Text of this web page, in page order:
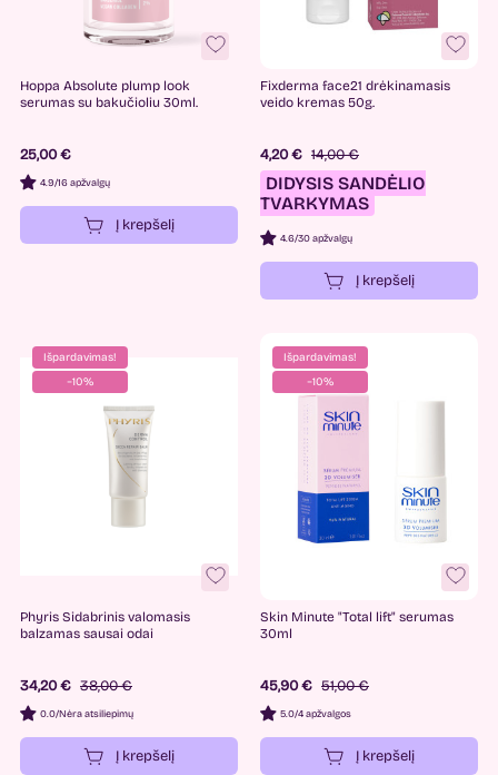
Hoppa Absolute plump look
serumas su bakučioliu 30ml.
25,00 €
4.9/16 apžvalgų
Į krepšelį
Fixderma face21 drėkinamasis
veido kremas 50g.
4,20 € 14,00 €
DIDYSIS SANDĖLIO
TVARKYMAS
4.6/30 apžvalgų
Į krepšelį
Išpardavimas!
−10%
Phyris Sidabrinis valomasis
balzamas sausai odai
34,20 € 38,00 €
0.0/Nėra atsiliepimų
Į krepšelį
Išpardavimas!
−10%
Skin Minute "Total lift" serumas
30ml
45,90 € 51,00 €
5.0/4 apžvalgos
Į krepšelį